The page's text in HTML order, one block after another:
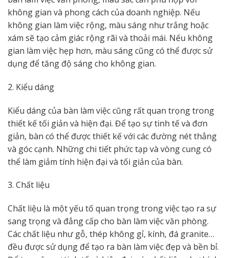
không gian và phong cách của doanh nghiệp. Nếu
không gian làm việc rộng, màu sáng như trắng hoặc
xám sẽ tạo cảm giác rộng rãi và thoải mái. Nếu không
gian làm việc hẹp hơn, màu sáng cũng có thể được sử
dụng để tăng độ sáng cho không gian.
2. Kiểu dáng
Kiểu dáng của bàn làm việc cũng rất quan trọng trong
thiết kế tối giản và hiện đại. Để tạo sự tinh tế và đơn
giản, bàn có thể được thiết kế với các đường nét thẳng
và góc cạnh. Những chi tiết phức tạp và vòng cung có
thể làm giảm tính hiện đại và tối giản của bàn.
3. Chất liệu
Chất liệu là một yếu tố quan trọng trong việc tạo ra sự
sang trọng và đẳng cấp cho bàn làm việc văn phòng.
Các chất liệu như gỗ, thép không gỉ, kính, đá granite…
đều được sử dụng để tạo ra bàn làm việc đẹp và bền bỉ.